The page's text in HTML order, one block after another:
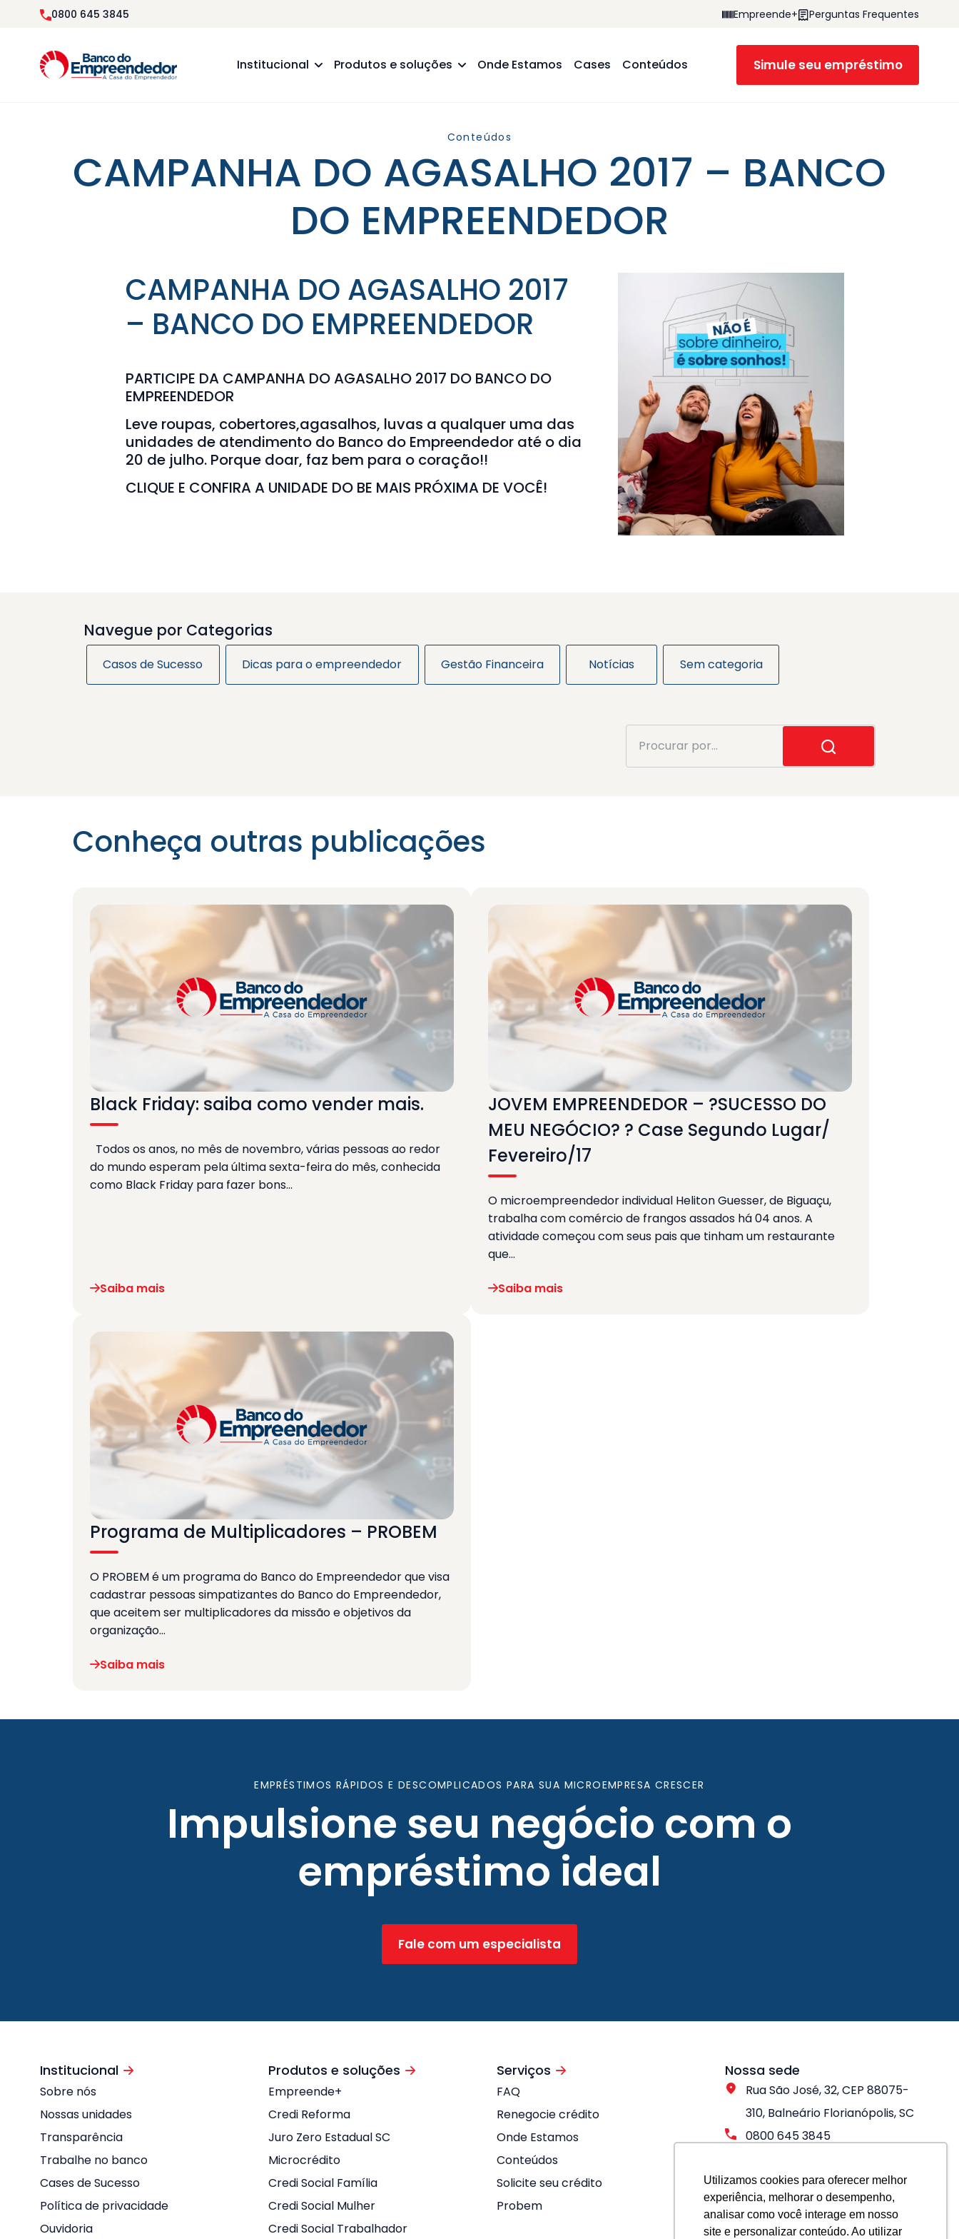
Utilizamos cookies para oferecer melhor
experiência, melhorar o desempenho,
analisar como você interage em nosso
site e personalizar conteúdo. Ao utilizar
0800 645 3845 Empreende+ Perguntas Frequentes
Institucional Produtos e soluções Onde Estamos Cases Conteúdos Simule seu empréstimo
Conteúdos
CAMPANHA DO AGASALHO 2017 – BANCO
DO EMPREENDEDOR
CAMPANHA DO AGASALHO 2017
– BANCO DO EMPREENDEDOR
PARTICIPE DA CAMPANHA DO AGASALHO 2017 DO BANCO DO
EMPREENDEDOR
Leve roupas, cobertores,agasalhos, luvas a qualquer uma das
unidades de atendimento do Banco do Empreendedor até o dia
20 de julho. Porque doar, faz bem para o coração!!
CLIQUE E CONFIRA A UNIDADE DO BE MAIS PRÓXIMA DE VOCÊ!
Navegue por Categorias
Casos de Sucesso Dicas para o empreendedor Gestão Financeira Notícias Sem categoria
Conheça outras publicações
Black Friday: saiba como vender mais.
Todos os anos, no mês de novembro, várias pessoas ao redor
do mundo esperam pela última sexta-feira do mês, conhecida
como Black Friday para fazer bons…
Saiba mais
JOVEM EMPREENDEDOR – ?SUCESSO DO
MEU NEGÓCIO? ? Case Segundo Lugar/
Fevereiro/17
O microempreendedor individual Heliton Guesser, de Biguaçu,
trabalha com comércio de frangos assados há 04 anos. A
atividade começou com seus pais que tinham um restaurante
que…
Saiba mais
Programa de Multiplicadores – PROBEM
O PROBEM é um programa do Banco do Empreendedor que visa
cadastrar pessoas simpatizantes do Banco do Empreendedor,
que aceitem ser multiplicadores da missão e objetivos da
organização…
Saiba mais
EMPRÉSTIMOS RÁPIDOS E DESCOMPLICADOS PARA SUA MICROEMPRESA CRESCER
Impulsione seu negócio com o
empréstimo ideal
Fale com um especialista
Institucional
Sobre nós
Nossas unidades
Transparência
Trabalhe no banco
Cases de Sucesso
Política de privacidade
Ouvidoria
Produtos e soluções
Empreende+
Credi Reforma
Juro Zero Estadual SC
Microcrédito
Credi Social Família
Credi Social Mulher
Credi Social Trabalhador
Serviços
FAQ
Renegocie crédito
Onde Estamos
Conteúdos
Solicite seu crédito
Probem
Nossa sede
Rua São José, 32, CEP 88075-
310, Balneário Florianópolis, SC
0800 645 3845